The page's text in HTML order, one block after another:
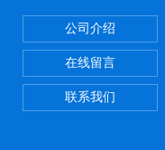
公司介绍
在线留言
联系我们